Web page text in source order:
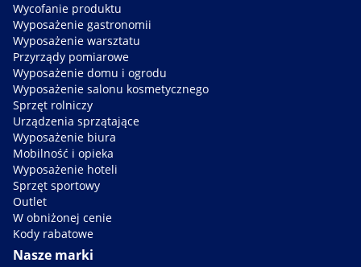
Wycofanie produktu
Wyposażenie gastronomii
Wyposażenie warsztatu
Przyrządy pomiarowe
Wyposażenie domu i ogrodu
Wyposażenie salonu kosmetycznego
Sprzęt rolniczy
Urządzenia sprzątające
Wyposażenie biura
Mobilność i opieka
Wyposażenie hoteli
Sprzęt sportowy
Outlet
W obniżonej cenie
Kody rabatowe
Nasze marki